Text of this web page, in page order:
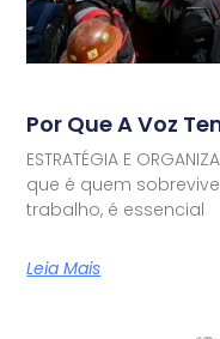
Por Que A Voz
ESTRATÉGIA E
que é quem
trabalho, é essencial
Leia Mais